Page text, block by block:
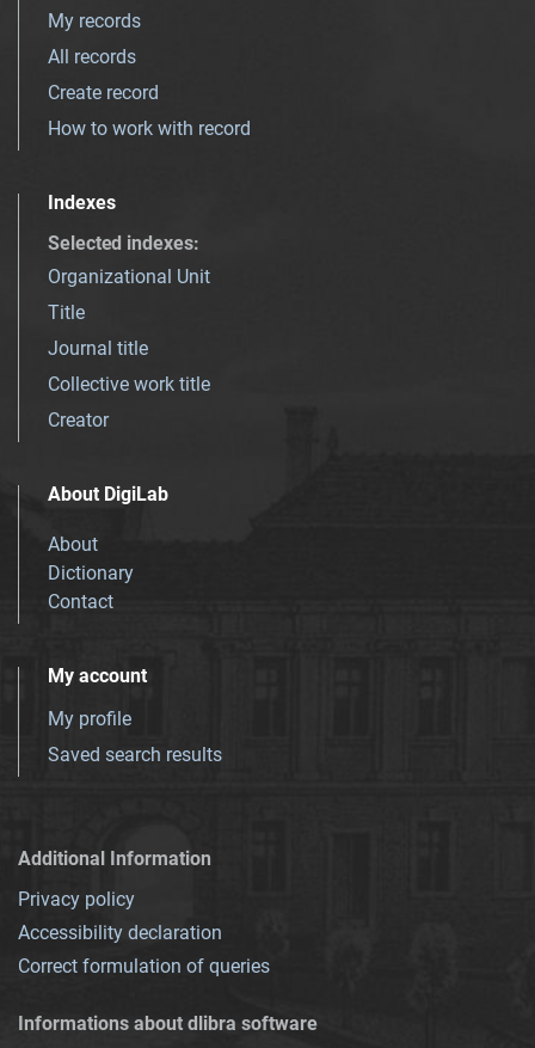
My records
All records
Create record
How to work with record
Indexes
Selected indexes:
Organizational Unit
Title
Journal title
Collective work title
Creator
About DigiLab
About
Dictionary
Contact
My account
My profile
Saved search results
Additional Information
Privacy policy
Accessibility declaration
Correct formulation of queries
Informations about dlibra software